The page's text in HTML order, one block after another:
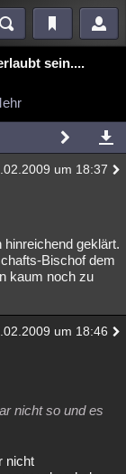
Kriminalfälle
Filme
sein....
um 18:37
geklärt.
Bischof dem
kaum noch zu
um 18:46
nicht so und es
nicht